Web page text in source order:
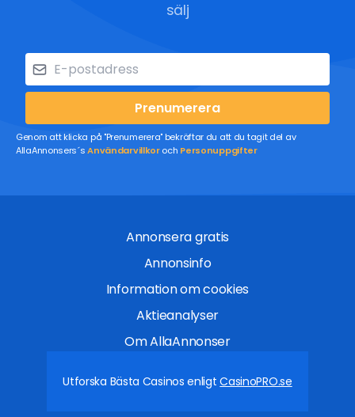
sälj
Prenumerera
Genom att klicka på "Prenumerera" bekräftar du att du tagit del av
AllaAnnonsers´sAnvändarvillkoroch Personuppgifter
Annonsera gratis
Annonsinfo
Information om cookies
Aktieanalyser
Om AllaAnnonser
Utforska Bästa Casinos enligtCasinoPRO.se